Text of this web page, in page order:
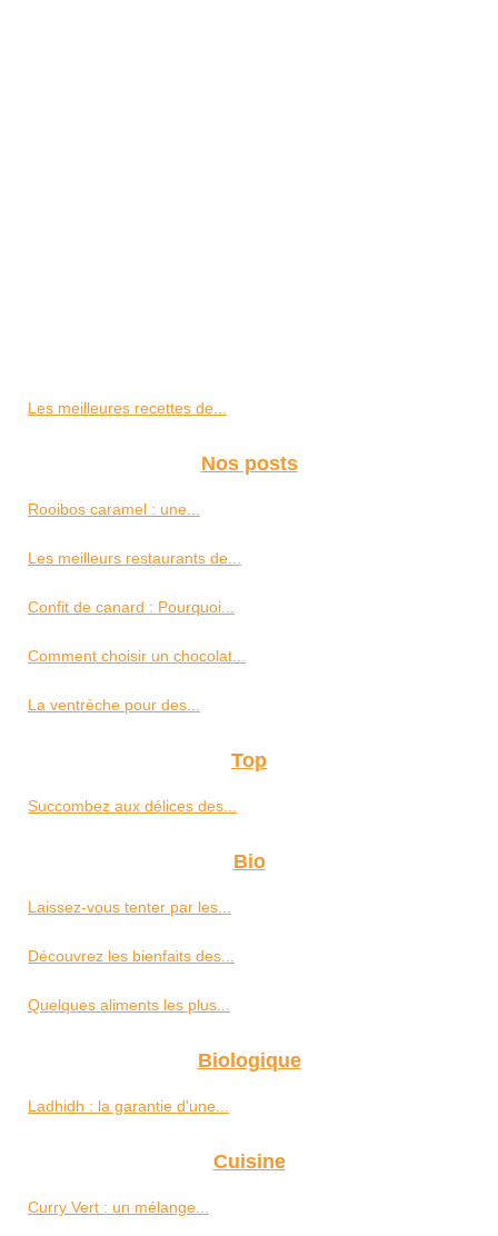
Les meilleures recettes de...
Nos posts
Rooibos caramel : une...
Les meilleurs restaurants de...
Confit de canard : Pourquoi...
Comment choisir un chocolat...
La ventrèche pour des...
Top
Succombez aux délices des...
Bio
Laissez-vous tenter par les...
Découvrez les bienfaits des...
Quelques aliments les plus...
Biologique
Ladhidh : la garantie d'une...
Cuisine
Curry Vert : un mélange...